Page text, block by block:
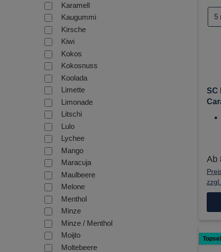
Karamell
Kaugummi
Kirsche
Kiwi
Kokos
Kokosnuss
Koolada
Limette
Limonade
Litschi
Lulo
Lychee
Mango
Maracuja
Maulbeere
Melone
Menthol
Minze
Minze / Menthol
Moijto
Moltebeere
5
SC
Ab